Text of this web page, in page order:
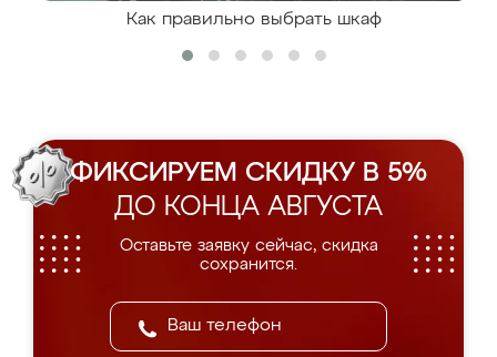
Как правильно выбрать шкаф
ФИКСИРУЕМ СКИДКУ В 5%
ДО КОНЦА АВГУСТА
Оставьте заявку сейчас, скидка
сохранится.